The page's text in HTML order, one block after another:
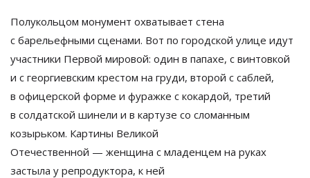
Полукольцом монумент охватывает стена
с барельефными сценами. Вот по городской улице идут
участники Первой мировой: один в папахе, с винтовкой
и с георгиевским крестом на груди, второй с саблей,
в офицерской форме и фуражке с кокардой, третий
в солдатской шинели и в картузе со сломанным
козырьком. Картины Великой
Отечественной — женщина с младенцем на руках
застыла у репродуктора, к ней